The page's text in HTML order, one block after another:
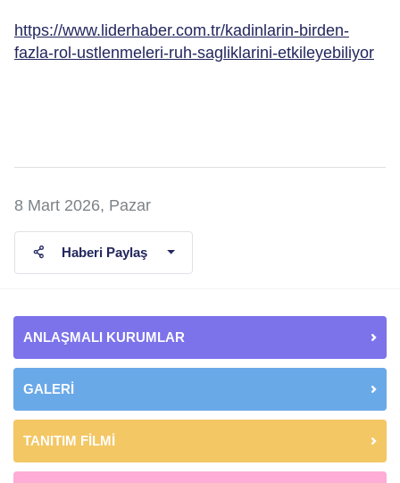
https://www.liderhaber.com.tr/kadinlarin-birden-
fazla-rol-ustlenmeleri-ruh-sagliklarini-etkileyebiliyor
8 Mart 2026, Pazar
Haberi Paylaş
ANLAŞMALI KURUMLAR
GALERİ
TANITIM FİLMİ